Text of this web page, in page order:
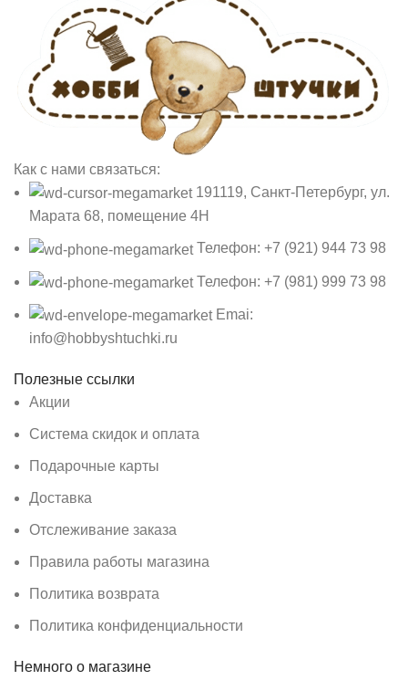
Как с нами связаться:
191119, Санкт-Петербург, ул.
Марата 68, помещение 4Н
Телефон: +7 (921) 944 73 98
Телефон: +7 (981) 999 73 98
Emai:
info@hobbyshtuchki.ru
Полезные ссылки
Акции
Система скидок и оплата
Подарочные карты
Доставка
Отслеживание заказа
Правила работы магазина
Политика возврата
Политика конфиденциальности
Немного о магазине